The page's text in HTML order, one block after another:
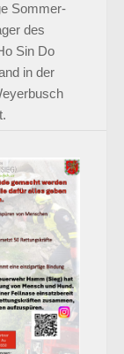
Sommer-
des
Sin Do
in der